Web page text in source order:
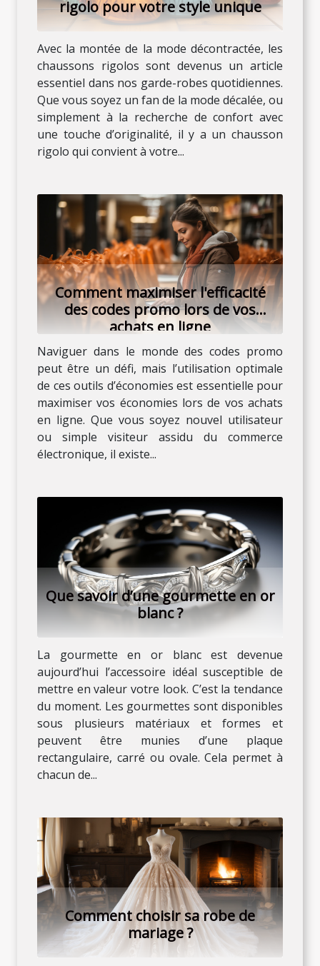
rigolo pour votre style unique
Avec la montée de la mode décontractée, les
chaussons rigolos sont devenus un article
essentiel dans nos garde-robes quotidiennes.
Que vous soyez un fan de la mode décalée, ou
simplement à la recherche de confort avec
une touche d’originalité, il y a un chausson
rigolo qui convient à votre...
Comment maximiser l'efficacité
des codes promo lors de vos
achats en ligne
Naviguer dans le monde des codes promo
peut être un défi, mais l’utilisation optimale
de ces outils d’économies est essentielle pour
maximiser vos économies lors de vos achats
en ligne. Que vous soyez nouvel utilisateur
ou simple visiteur assidu du commerce
électronique, il existe...
Que savoir d’une gourmette en or
blanc ?
La gourmette en or blanc est devenue
aujourd’hui l’accessoire idéal susceptible de
mettre en valeur votre look. C’est la tendance
du moment. Les gourmettes sont disponibles
sous plusieurs matériaux et formes et
peuvent être munies d’une plaque
rectangulaire, carré ou ovale. Cela permet à
chacun de...
Comment choisir sa robe de
mariage ?